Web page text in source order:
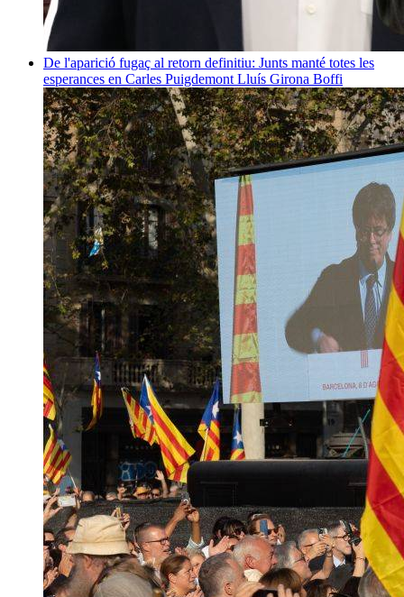
De l'aparició fugaç al retorn definitiu: Junts manté totes les
esperances en Carles Puigdemont Lluís Girona Boffi